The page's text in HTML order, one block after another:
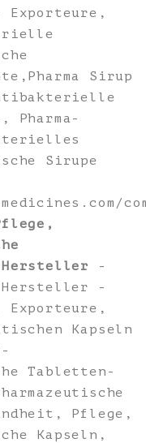
Exporteure,
Sirup
Pharma-
Sirupe
Hersteller
-
Hersteller -
Exporteure,
Kapseln
Tabletten-
Pflege,
Kapseln,